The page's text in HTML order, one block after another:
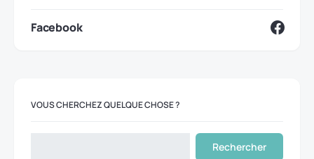
Facebook
VOUS CHERCHEZ QUELQUE CHOSE ?
Rechercher